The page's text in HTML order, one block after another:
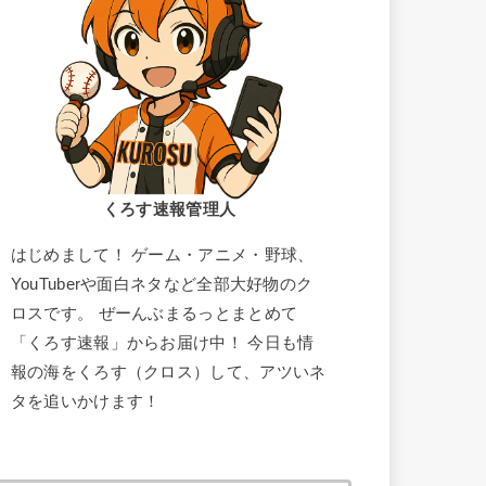
くろす速報管理人
はじめまして！ ゲーム・アニメ・野球、
YouTuberや面白ネタなど全部大好物のク
ロスです。 ぜーんぶまるっとまとめて
「くろす速報」からお届け中！ 今日も情
報の海をくろす（クロス）して、アツいネ
タを追いかけます！